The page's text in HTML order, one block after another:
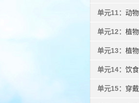
单元11： 动
单元12： 植
单元13： 植
单元14： 饮食
单元15： 穿戴